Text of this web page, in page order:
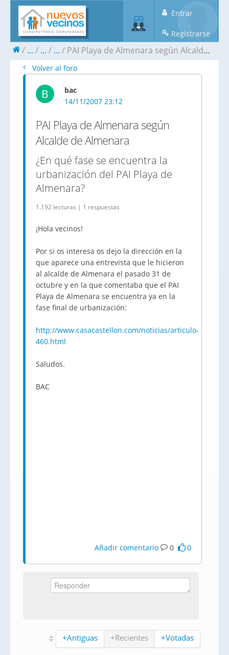
Entrar
Registrarse
... ... ... PAI Playa de Almenara según Alcalde de Almenara
Volver al foro
B
bac
14/11/2007 23:12
PAI Playa de Almenara según
Alcalde de Almenara
¿En qué fase se encuentra la
urbanización del PAI Playa de
Almenara?
1.192 lecturas | 1 respuestas
¡Hola vecinos!
Por si os interesa os dejo la dirección en la
que aparece una entrevista que le hicieron
al alcalde de Almenara el pasado 31 de
octubre y en la que comentaba que el PAI
Playa de Almenara se encuentra ya en la
fase final de urbanización:
http://www.casacastellon.com/noticias/articulo-
460.html
Saludos.
BAC
Añadir comentario 0 0
+Antiguas +Recientes +Votadas